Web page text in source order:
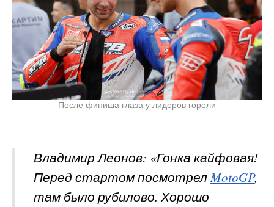
После финиша глаза у лидеров горели
Владимир Леонов: «Гонка кайфовая!
Перед стартом посмотрелMotoGP,
там было рубилово. Хорошо